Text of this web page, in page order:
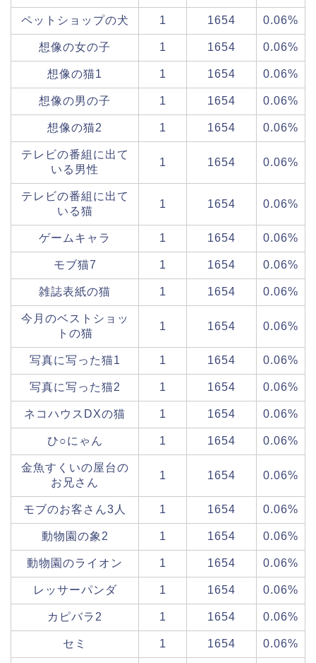
ペットショップの犬 1 1654 0.06%
想像の女の子 1 1654 0.06%
想像の猫1 1 1654 0.06%
想像の男の子 1 1654 0.06%
想像の猫2 1 1654 0.06%
テレビの番組に出て
いる男性
1 1654 0.06%
テレビの番組に出て
いる猫
1 1654 0.06%
ゲームキャラ 1 1654 0.06%
モブ猫7 1 1654 0.06%
雑誌表紙の猫 1 1654 0.06%
今月のベストショッ
トの猫
1 1654 0.06%
写真に写った猫1 1 1654 0.06%
写真に写った猫2 1 1654 0.06%
ネコハウスDXの猫 1 1654 0.06%
ひ○にゃん 1 1654 0.06%
金魚すくいの屋台の
お兄さん
1 1654 0.06%
モブのお客さん3人 1 1654 0.06%
動物園の象2 1 1654 0.06%
動物園のライオン 1 1654 0.06%
レッサーパンダ 1 1654 0.06%
カピバラ2 1 1654 0.06%
セミ 1 1654 0.06%